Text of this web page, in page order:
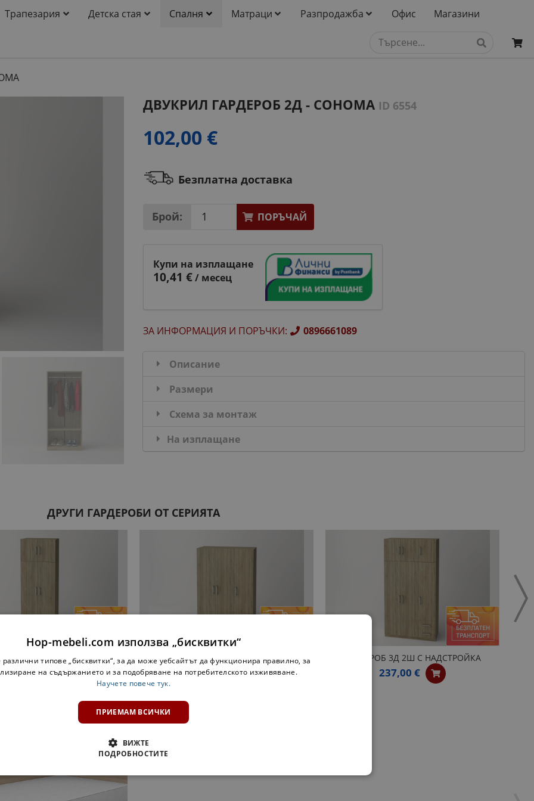
Трапезария Детска стая Спалня Матраци Разпродажба Офис Магазини
ДВУКРИЛ ГАРДЕРОБ 2Д - СОНОМА ID 6554
102,00 €
Безплатна доставка
Брой: ПОРЪЧАЙ
Купи на изплащане
10,41 €/ месец
ЗА ИНФОРМАЦИЯ И ПОРЪЧКИ: 0896661089
Описание
Размери
Схема за монтаж
На изплащане
ДРУГИ ГАРДЕРОБИ ОТ СЕРИЯТА
2Д 2Ш С НАДСТРОЙКА
183,00 €
ГАРДЕРОБ 3Д 2Ш
173,00 €
ГАРДЕРОБ 3Д 2Ш С НАДСТРОЙКА
237,00 €
Hop-mebeli.com използва „бисквитки“
типове „бисквитки“, за да може уебсайтът да функционира правилно, за
на съдържанието и за подобряване на потребителското изживяване.
Научете повече тук.
ПРИЕМАМ ВСИЧКИ
ВИЖТЕ
ПОДРОБНОСТИТЕ